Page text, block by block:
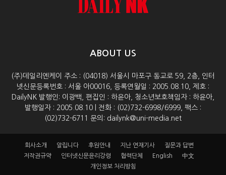
ABOUT US
(주)데일리엔케이 주소 : (04018) 서울시 마포구 동교로 59, 2층, 인터
넷신문등록번호 : 서울 아00016, 등록연월일 : 2005.08.10, 제호 :
DailyNK 발행인: 이광백, 편집인 : 하윤아, 청소년보호책임자 : 하윤아,
발행일자 : 2005.08.10 | 전화 : (02)732-6998/6999, 팩스 :
(02)732-6711 문의: dailynk@uni-media.net
회사소개 알립니다 후원안내 지난 연재기사
질문과 답변
저작권규약
인터넷신문윤리강령 협력단체 English
中文
개인정보 처리방침